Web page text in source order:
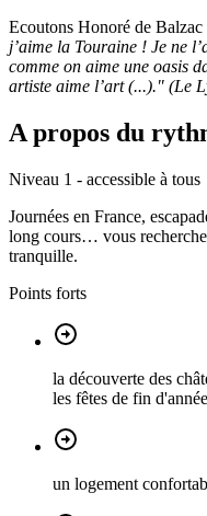
Ecoutons Honoré de Balzac
j’aime la Touraine ! Je ne
comme on aime une oasis
artiste aime l’art (...)." (Le
A propos du
Niveau 1 - accessible à tous
Journées en France,
long cours… vous
tranquille.
Points forts
la découverte des
les fêtes de fin
un logement